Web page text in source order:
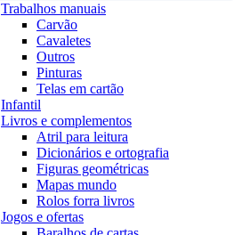
Trabalhos manuais
Carvão
Cavaletes
Outros
Pinturas
Telas em cartão
Infantil
Livros e complementos
Atril para leitura
Dicionários e ortografia
Figuras geométricas
Mapas mundo
Rolos forra livros
Jogos e ofertas